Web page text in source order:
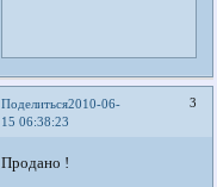
Поделиться 3
2010-06-
15 06:38:23
Продано !